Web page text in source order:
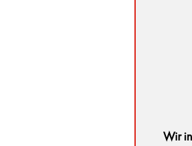
Wir